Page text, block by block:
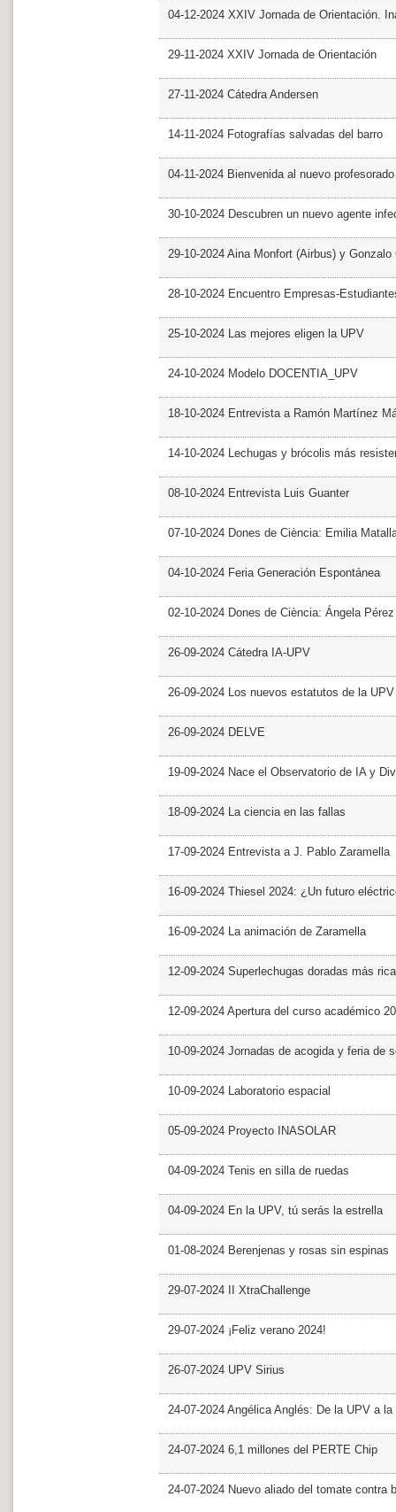
04-12-2024 XXIV Jornada de Orientación.
29-11-2024 XXIV Jornada de Orientación
27-11-2024 Cátedra Andersen
14-11-2024 Fotografías salvadas del barro
04-11-2024 Bienvenida al nuevo profesorado
30-10-2024 Descubren un nuevo agente
29-10-2024 Aina Monfort (Airbus) y
28-10-2024 Encuentro Empresas-
25-10-2024 Las mejores eligen la UPV
24-10-2024 Modelo DOCENTIA_UPV
18-10-2024 Entrevista a Ramón Martínez
14-10-2024 Lechugas y brócolis más
08-10-2024 Entrevista Luis Guanter
07-10-2024 Dones de Ciència: Emilia
04-10-2024 Feria Generación Espontánea
02-10-2024 Dones de Ciència: Ángela Pérez
26-09-2024 Cátedra IA-UPV
26-09-2024 Los nuevos estatutos de la
26-09-2024 DELVE
19-09-2024 Nace el Observatorio de IA y
18-09-2024 La ciencia en las fallas
17-09-2024 Entrevista a J. Pablo Zaramella
16-09-2024 Thiesel 2024: ¿Un futuro
16-09-2024 La animación de Zaramella
12-09-2024 Superlechugas doradas más
12-09-2024 Apertura del curso académico
10-09-2024 Jornadas de acogida y feria de
10-09-2024 Laboratorio espacial
05-09-2024 Proyecto INASOLAR
04-09-2024 Tenis en silla de ruedas
04-09-2024 En la UPV, tú serás la estrella
01-08-2024 Berenjenas y rosas sin espinas
29-07-2024 II XtraChallenge
29-07-2024 ¡Feliz verano 2024!
26-07-2024 UPV Sirius
24-07-2024 Angélica Anglés: De la UPV a
24-07-2024 6,1 millones del PERTE Chip
24-07-2024 Nuevo aliado del tomate contra